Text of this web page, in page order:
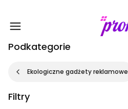
Podkategorie
Ekologiczne gadżety reklamowe
Filtry